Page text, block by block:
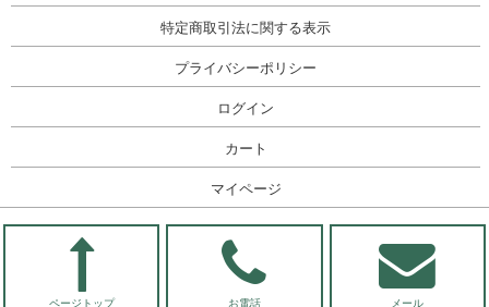
特定商取引法に関する表示
プライバシーポリシー
ログイン
カート
マイページ
ページトップ お電話 メール